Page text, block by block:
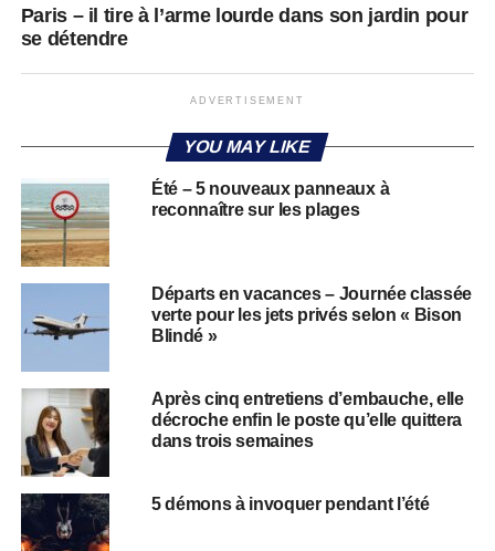
Paris – il tire à l’arme lourde dans son jardin pour
se détendre
ADVERTISEMENT
YOU MAY LIKE
Été – 5 nouveaux panneaux à
reconnaître sur les plages
Départs en vacances – Journée classée
verte pour les jets privés selon « Bison
Blindé »
Après cinq entretiens d’embauche, elle
décroche enfin le poste qu’elle quittera
dans trois semaines
5 démons à invoquer pendant l’été